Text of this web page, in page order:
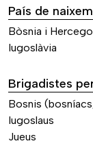
País de
Bòsnia i
Iugoslàvia
Brigadistes
Bosnis
Iugoslaus
Jueus